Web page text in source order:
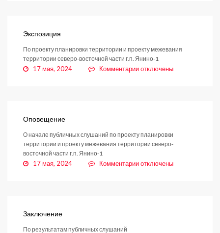
Экспозиция
По проекту планировки территории и проекту межевания
территории северо-восточной части г.п. Янино-1
17 мая, 2024 Комментариикотключены
Оповещение
О начале публичных слушаний по проекту планировки
территории и проекту межевания территории северо-
восточной части г.п. Янино-1
17 мая, 2024 Комментариикотключены
Заключение
По результатам публичных слушаний